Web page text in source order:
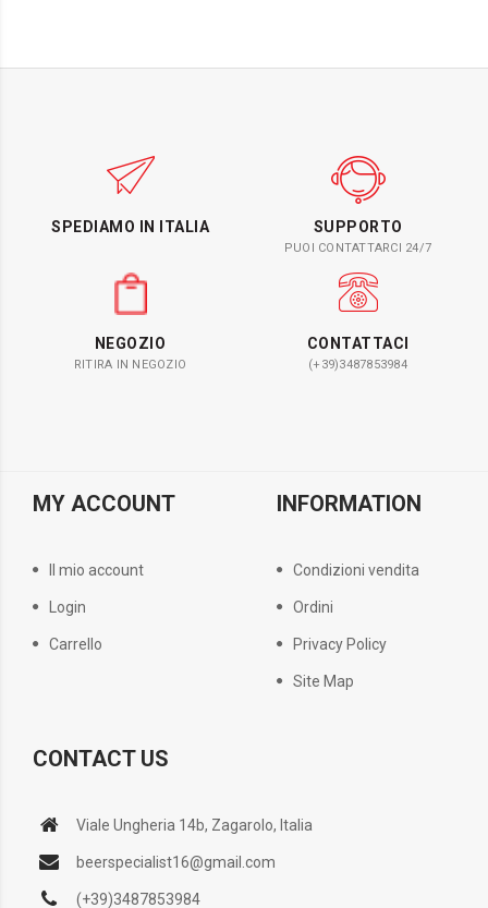
SPEDIAMO IN ITALIA SUPPORTO
PUOI CONTATTARCI 24/7
NEGOZIO
RITIRA IN NEGOZIO
CONTATTACI
(+39)3487853984
MY ACCOUNT
Il mio account
Login
Carrello
INFORMATION
Condizioni vendita
Ordini
Privacy Policy
Site Map
CONTACT US
Viale Ungheria 14b, Zagarolo, Italia
beerspecialist16@gmail.com
(+39)3487853984